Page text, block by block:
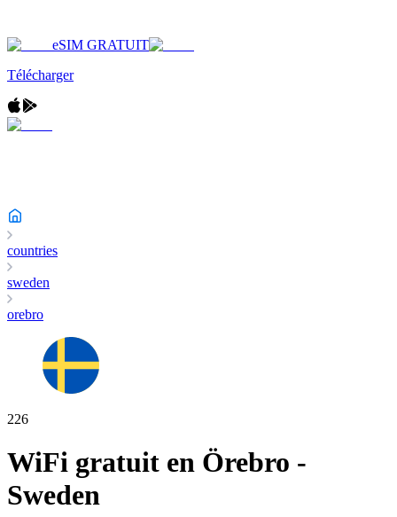
eSIM GRATUIT
Télécharger
countries
sweden
orebro
226
WiFi gratuit en Örebro -
Sweden